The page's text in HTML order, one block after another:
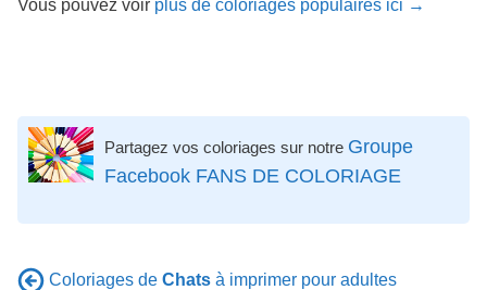
Vous pouvez voir plus de coloriages populaires ici →
Partagez vos coloriages sur notre Groupe
Facebook FANS DE COLORIAGE
Coloriages de Chats à imprimer pour adultes